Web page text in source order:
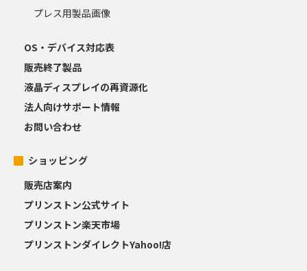
プレス用製品画像
OS・デバイス対応表
販売終了製品
液晶ディスプレイの再資源化
法人向けサポート情報
お問い合わせ
ショッピング
販売店案内
プリンストン公式サイト
プリンストン楽天市場
プリンストンダイレクトYahoo!店